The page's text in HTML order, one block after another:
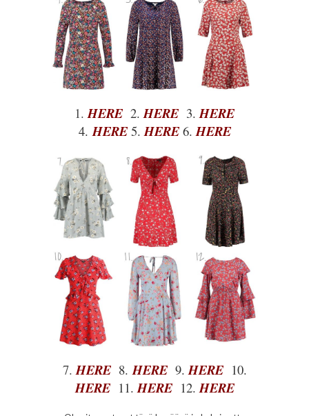
1. HERE 2. HERE 3. HERE
4. HERE5. HERE6. HERE
7.HERE 8. HERE 9. HERE 10.
HERE 11. HERE 12. HERE